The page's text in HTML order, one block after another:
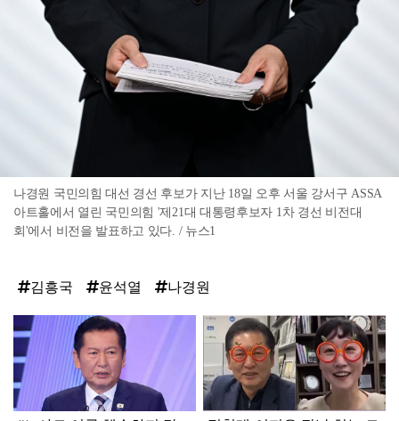
나경원 국민의힘 대선 경선 후보가 지난 18일 오후 서울 강서구 ASSA
아트홀에서 열린 국민의힘 '제21대 대통령후보자 1차 경선 비전대
회'에서 비전을 발표하고 있다. / 뉴스1
김흥국 윤석열 나경원
탑
라
인